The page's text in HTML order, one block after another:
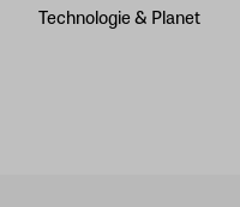
Technologie & Planet